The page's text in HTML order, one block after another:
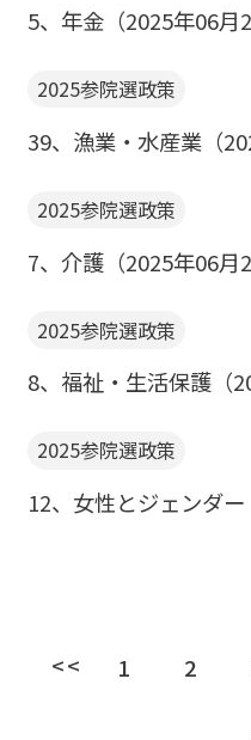
5、年金（2025年06月
2025参院選政策
39、漁業・水産業（
2025参院選政策
7、介護（2025年06月
2025参院選政策
8、福祉・生活保護（
2025参院選政策
12、女性とジェンダー
<< 1 2